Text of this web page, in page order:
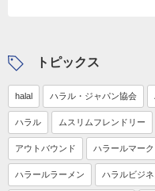
トピックス
halal ハラル・ジャパン協会
ハラル ムスリムフレンドリー
アウトバウンド ハラールマーク
ハラールラーメン ハラルビジ